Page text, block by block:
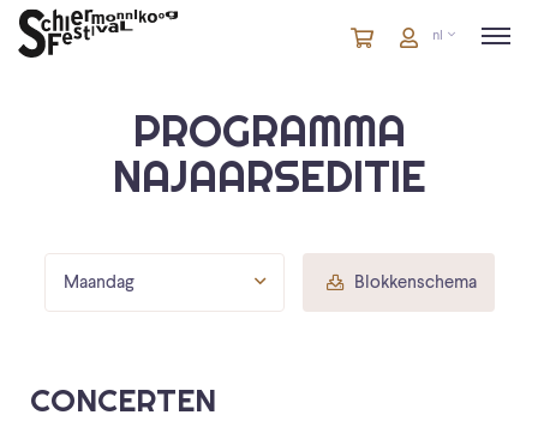
Winkelmandje
artikelen
Account
nl
PROGRAMMA
NAJAARSEDITIE
Maandag Blokkenschema
CONCERTEN